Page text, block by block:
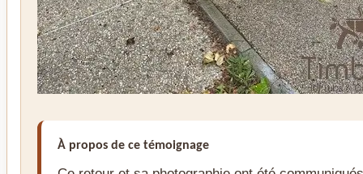
À propos de ce témoignage